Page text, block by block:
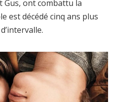
Gus, ont combattu la
est décédé cinq ans plus